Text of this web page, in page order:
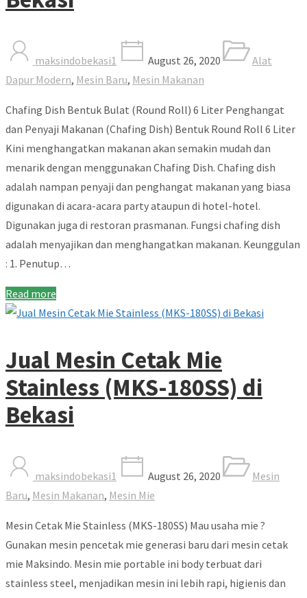
maksindobekasi1 August 26, 2020
Alat
Dapur Modern, Mesin Baru, Mesin Makanan
Chafing Dish Bentuk Bulat (Round Roll) 6 Liter Penghangat
dan Penyaji Makanan (Chafing Dish) Bentuk Round Roll 6 Liter
Kini menghangatkan makanan akan semakin mudah dan
menarik dengan menggunakan Chafing Dish. Chafing dish
adalah nampan penyaji dan penghangat makanan yang biasa
digunakan di acara-acara party ataupun di hotel-hotel.
Digunakan juga di restoran prasmanan. Fungsi chafing dish
adalah menyajikan dan menghangatkan makanan. Keunggulan
: 1. Penutup…
Read more
Jual Mesin Cetak Mie
Stainless (MKS-180SS) di
Bekasi
maksindobekasi1 August 26, 2020
Mesin
Baru, Mesin Makanan, Mesin Mie
Mesin Cetak Mie Stainless (MKS-180SS) Mau usaha mie ?
Gunakan mesin pencetak mie generasi baru dari mesin cetak
mie Maksindo. Mesin mie portable ini body terbuat dari
stainless steel, menjadikan mesin ini lebih rapi, higienis dan